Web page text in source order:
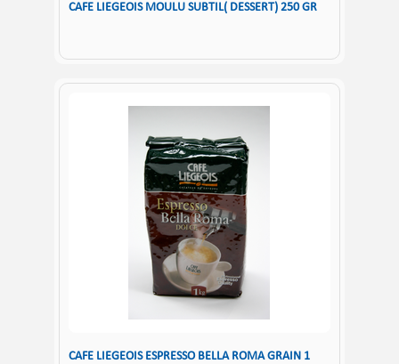
CAFE LIEGEOIS MOULU SUBTIL( DESSERT) 250 GR
CAFE LIEGEOIS ESPRESSO BELLA ROMA GRAIN 1